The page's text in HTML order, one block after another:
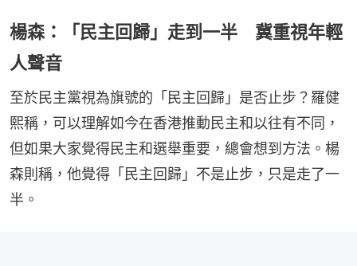
楊森：「民主回歸」走到一半 冀重視年輕
人聲音
至於民主黨視為旗號的「民主回歸」是否止步？羅健
熙稱，可以理解如今在香港推動民主和以往有不同，
但如果大家覺得民主和選舉重要，總會想到方法。楊
森則稱，他覺得「民主回歸」不是止步，只是走了一
半。